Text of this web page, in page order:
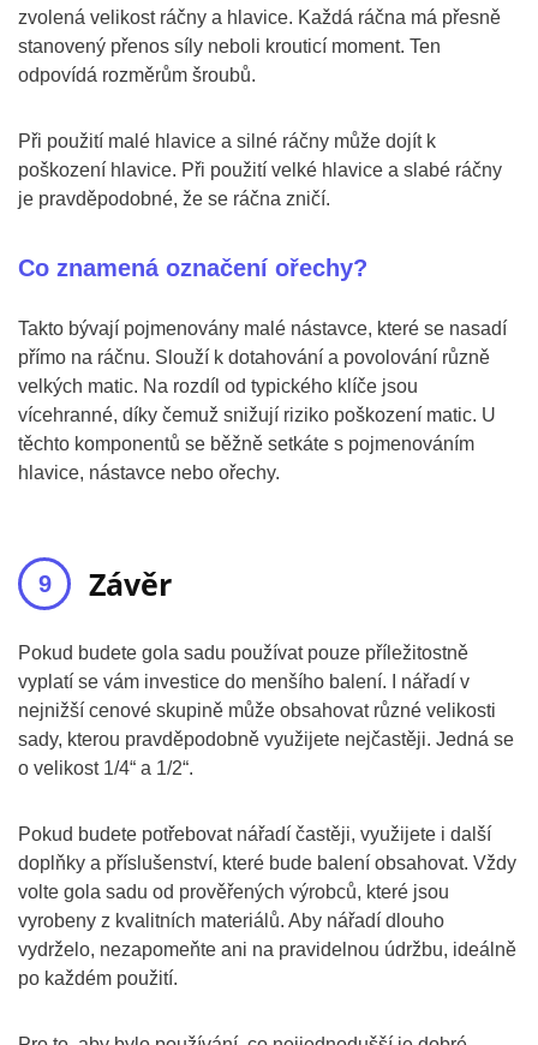
zvolená velikost ráčny a hlavice. Každá ráčna má přesně
stanovený přenos síly neboli krouticí moment. Ten
odpovídá rozměrům šroubů.
Při použití malé hlavice a silné ráčny může dojít k
poškození hlavice. Při použití velké hlavice a slabé ráčny
je pravděpodobné, že se ráčna zničí.
Co znamená označení ořechy?
Takto bývají pojmenovány malé nástavce, které se nasadí
přímo na ráčnu. Slouží k dotahování a povolování různě
velkých matic. Na rozdíl od typického klíče jsou
vícehranné, díky čemuž snižují riziko poškození matic. U
těchto komponentů se běžně setkáte s pojmenováním
hlavice, nástavce nebo ořechy.
Závěr
Pokud budete gola sadu používat pouze příležitostně
vyplatí se vám investice do menšího balení. I nářadí v
nejnižší cenové skupině může obsahovat různé velikosti
sady, kterou pravděpodobně využijete nejčastěji. Jedná se
o velikost 1/4“ a 1/2“.
Pokud budete potřebovat nářadí častěji, využijete i další
doplňky a příslušenství, které bude balení obsahovat. Vždy
volte gola sadu od prověřených výrobců, které jsou
vyrobeny z kvalitních materiálů. Aby nářadí dlouho
vydrželo, nezapomeňte ani na pravidelnou údržbu, ideálně
po každém použití.